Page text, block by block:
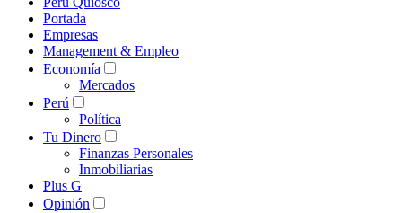
Portada
Empresas
Management & Empleo
Economía
Mercados
Perú
Política
Tu Dinero
Finanzas Personales
Inmobiliarias
Plus G
Opinión